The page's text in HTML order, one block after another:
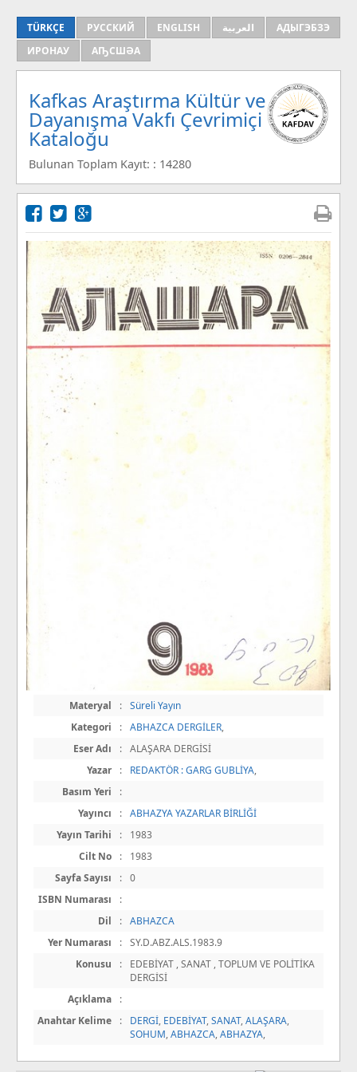
TÜRKÇE РУССКИЙ ENGLISH العربية
АДЫГЭБЗЭ
ИРОНАУ
АҦСШӘА
Kafkas Araştırma Kültür ve
Dayanışma Vakfı Çevrimiçi
Kataloğu
Bulunan Toplam Kayıt: : 14280
Materyal : Süreli Yayın
Kategori
: ABHAZCA DERGİLER,
Eser Adı
: ALAŞARA DERGİSİ
Yazar
: REDAKTÖR : GARG GUBLİYA,
Basım Yeri
:
Yayıncı
: ABHAZYA YAZARLAR BİRLİĞİ
Yayın Tarihi
:
1983
Cilt No
:
1983
Sayfa Sayısı
: 0
ISBN Numarası
:
Dil
: ABHAZCA
Yer Numarası
: SY.D.ABZ.ALS.1983.9
Konusu
:
EDEBİYAT , SANAT , TOPLUM VE POLİTİKA
DERGİSİ
Açıklama
:
Anahtar Kelime
: DERGİ, EDEBİYAT,SANAT,ALAŞARA,
SOHUM,ABHAZCA,ABHAZYA,